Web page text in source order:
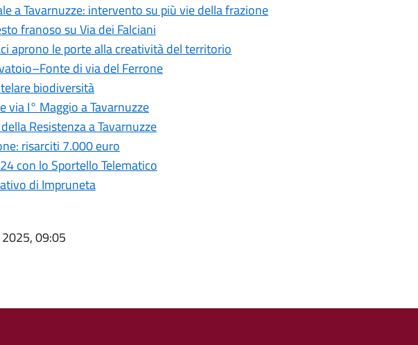
a Tavarnuzze: intervento su più vie della frazione
franoso su Via dei Falciani
aprono le porte alla creatività del territorio
di via del Ferrone
biodiversità
via I° Maggio a Tavarnuzze
Resistenza a Tavarnuzze
risarciti 7.000 euro
con lo Sportello Telematico
di Impruneta
09:05